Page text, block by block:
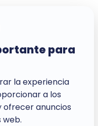
para
la experiencia
a los
ofrecer anuncios
web.